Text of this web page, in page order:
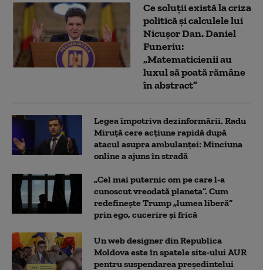
Ce soluții există la criza
politică și calculele lui
Nicușor Dan. Daniel
Funeriu:
„Matematicienii au
luxul să poată rămâne
în abstract”
Legea împotriva dezinformării. Radu
Miruță cere acțiune rapidă după
atacul asupra ambulanței: Minciuna
online a ajuns în stradă
„Cel mai puternic om pe care l-a
cunoscut vreodată planeta”. Cum
redefinește Trump „lumea liberă”
prin ego, cucerire și frică
Un web designer din Republica
Moldova este în spatele site-ului AUR
pentru suspendarea președintelui